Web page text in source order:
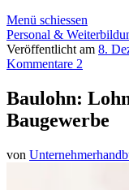
Menü schiessen
Personal &
Veröffentlicht am 8.
Kommentare 2
Baulohn:
Baugewerbe
von